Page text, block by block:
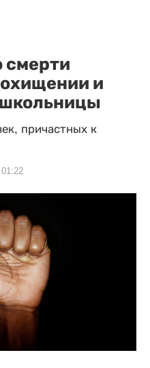
смерти
и
причастных к